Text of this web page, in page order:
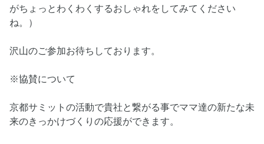
がちょっとわくわくするおしゃれをしてみてください
ね。）
沢山のご参加お待ちしております。
※協賛について
京都サミットの活動で貴社と繋がる事でママ達の新たな未
来のきっかけづくりの応援ができます。